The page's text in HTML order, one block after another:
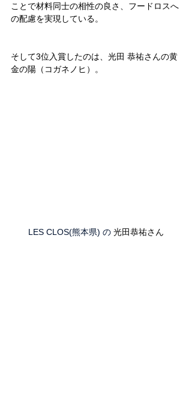
ことで材料同士の相性の良さ、フードロスへ
の配慮を実現している。
そして3位入賞したのは、光田 恭祐さんの黄
金の陽（コガネノヒ）。
LES CLOS(熊本県) の 光田恭祐さん